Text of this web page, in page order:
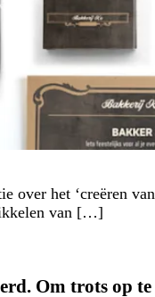
over het ‘creëren van
van […]
Om trots op te